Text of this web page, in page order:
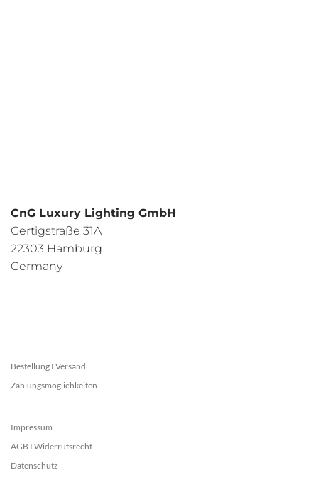
CnG Luxury Lighting GmbH
Gertigstraße 31A
22303 Hamburg
Germany
Bestellung I Versand
Zahlungsmöglichkeiten
Impressum
AGB I Widerrufsrecht
Datenschutz